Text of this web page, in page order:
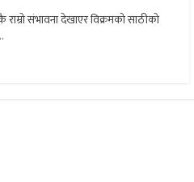
संभावना देखाएर विक्रमको साठीको